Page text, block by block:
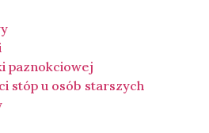
paznokciowej
stóp u osób starszych